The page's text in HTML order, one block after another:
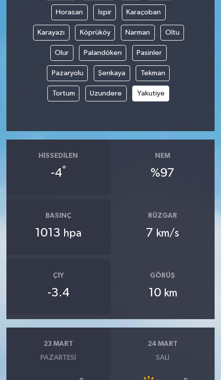
Horasan İspir Karaçoban
Karayazı Köprüköy Narman Oltu
Olur Palandöken Pasinler
Pazaryolu Şenkaya Tekman
Tortum Uzundere Yakutiye
HISSEDILEN
-4°
NEM
%97
BASINÇ
1013 hpa
RÜZGAR
7 km/s
ÇIY
-3.4
GÖRÜŞ
10 km
23 MART
PAZARTESI
24 MART
SALI